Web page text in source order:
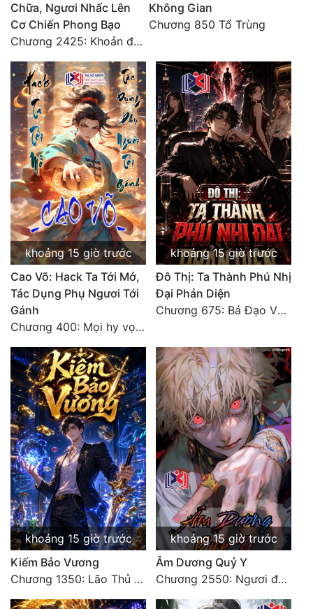
Chữa, Ngươi Nhấc Lên
Cơ Chiến Phong Bạo
Chương 2425: Khoản đầu tư của Tượng Chủ!! Nỗi nghi hoặc của Tô Bạch!
Không Gian
Chương 850 Tổ Trùng
khoảng 15 giờ trước
Cao Võ: Hack Ta Tới Mở,
Tác Dụng Phụ Ngươi Tới
Gánh
Chương 400: Mọi hy vọng đặt trên Tô Mặc!
khoảng 15 giờ trước
Đô Thị: Ta Thành Phú Nhị
Đại Phản Diện
Chương 675: Bá Đạo Vương Gia
khoảng 15 giờ trước
Kiếm Bảo Vương
Chương 1350: Lão Thủ (4/5)
khoảng 15 giờ trước
Âm Dương Quỷ Y
Chương 2550: Ngươi đoán xem